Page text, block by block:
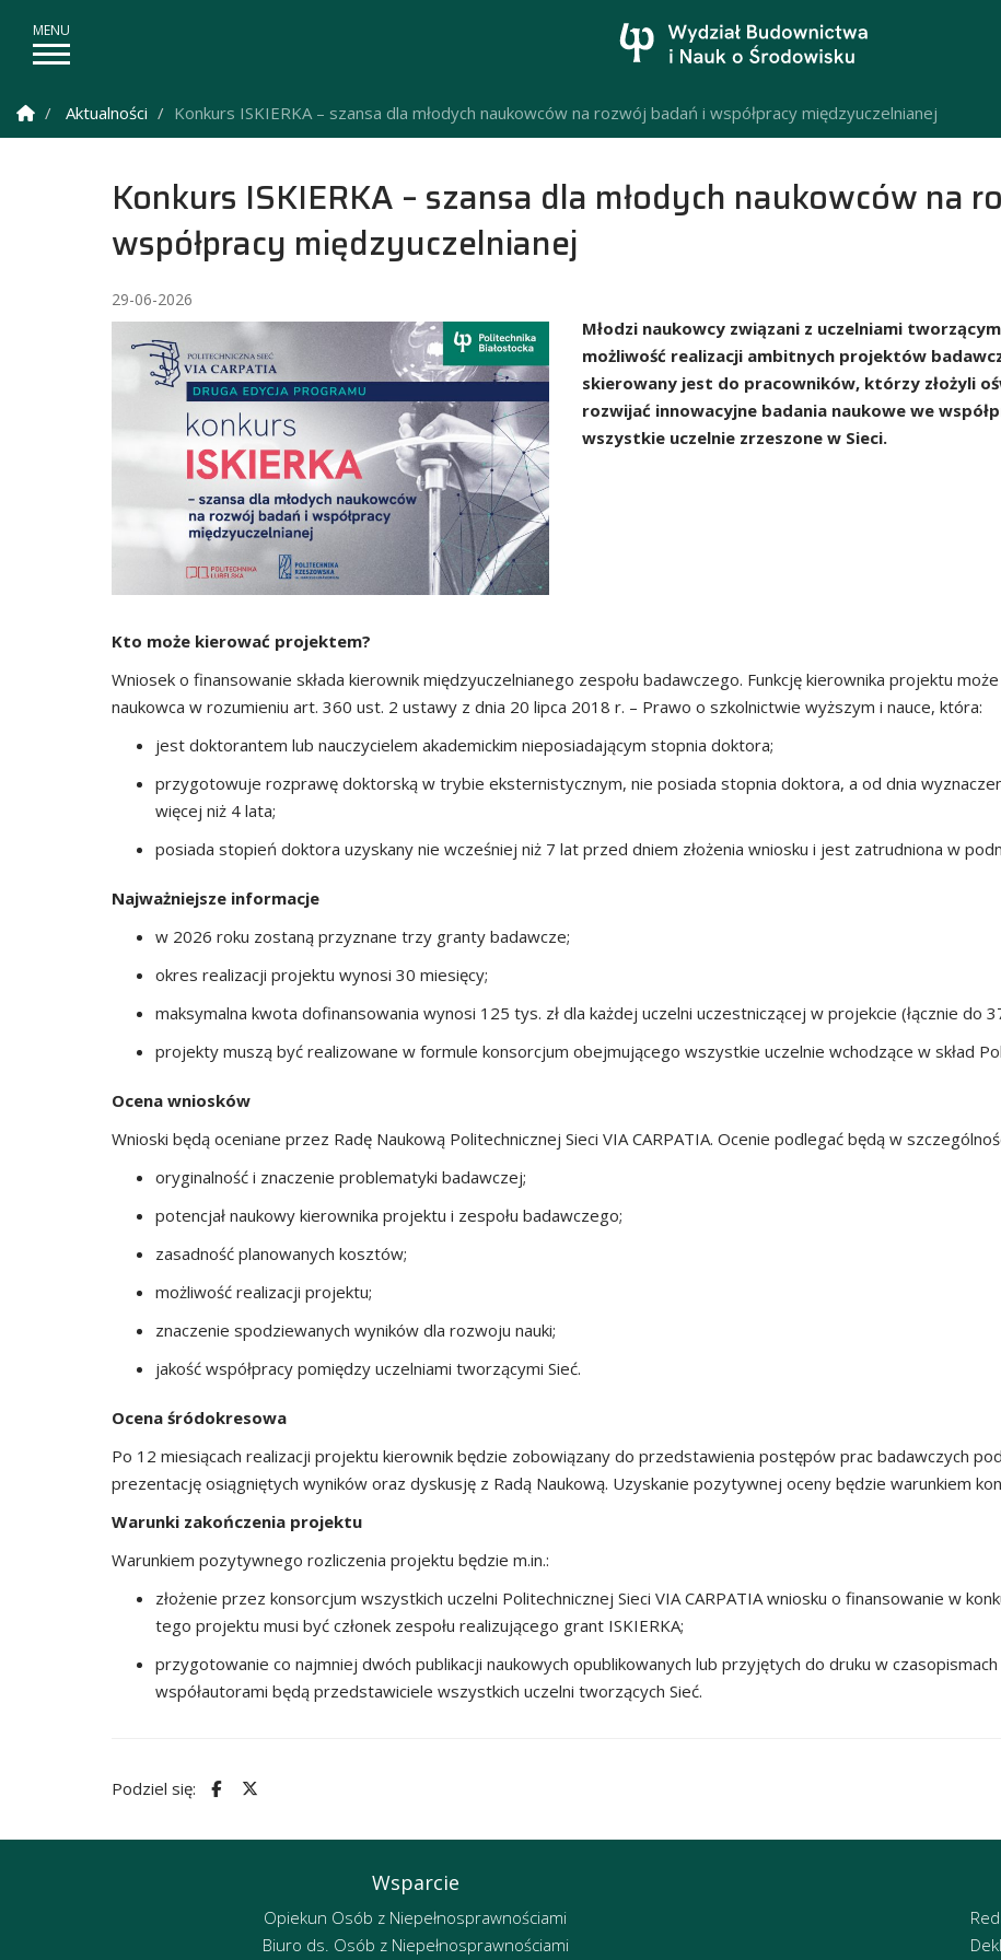
Strona Główna
Aktualności Konkurs ISKIERKA – szansa dla młodych naukowców na rozwój badań i współpracy międzyuczelnianej
Konkurs ISKIERKA – szansa dla młodych naukowców na
współpracy międzyuczelnianej
29-06-2026
Młodzi naukowcy związani z uczelniami
możliwość realizacji ambitnych projektów
skierowany jest do pracowników, którzy złożyli
rozwijać innowacyjne badania naukowe we
wszystkie uczelnie zrzeszone w Sieci.
Kto może kierować projektem?
Wniosek o finansowanie składa kierownik międzyuczelnianego zespołu badawczego. Funkcję kierownika projektu
naukowca w rozumieniu art. 360 ust. 2 ustawy z dnia 20 lipca 2018 r. – Prawo o szkolnictwie wyższym i nauce, która:
jest doktorantem lub nauczycielem akademickim nieposiadającym stopnia doktora;
przygotowuje rozprawę doktorską w trybie eksternistycznym, nie posiada stopnia doktora, a od dnia
więcej niż 4 lata;
posiada stopień doktora uzyskany nie wcześniej niż 7 lat przed dniem złożenia wniosku i jest zatrudniona w
Najważniejsze informacje
w 2026 roku zostaną przyznane trzy granty badawcze;
okres realizacji projektu wynosi 30 miesięcy;
maksymalna kwota dofinansowania wynosi 125 tys. zł dla każdej uczelni uczestniczącej w projekcie (łącznie do
projekty muszą być realizowane w formule konsorcjum obejmującego wszystkie uczelnie wchodzące w skład
Ocena wniosków
Wnioski będą oceniane przez Radę Naukową Politechnicznej Sieci VIA CARPATIA. Ocenie podlegać będą w
oryginalność i znaczenie problematyki badawczej;
potencjał naukowy kierownika projektu i zespołu badawczego;
zasadność planowanych kosztów;
możliwość realizacji projektu;
znaczenie spodziewanych wyników dla rozwoju nauki;
jakość współpracy pomiędzy uczelniami tworzącymi Sieć.
Ocena śródokresowa
Po 12 miesiącach realizacji projektu kierownik będzie zobowiązany do przedstawienia postępów prac badawczych
prezentację osiągniętych wyników oraz dyskusję z Radą Naukową. Uzyskanie pozytywnej oceny będzie warunkiem
Warunki zakończenia projektu
Warunkiem pozytywnego rozliczenia projektu będzie m.in.:
złożenie przez konsorcjum wszystkich uczelni Politechnicznej Sieci VIA CARPATIA wniosku o finansowanie w
tego projektu musi być członek zespołu realizującego grant ISKIERKA;
przygotowanie co najmniej dwóch publikacji naukowych opublikowanych lub przyjętych do druku w
współautorami będą przedstawiciele wszystkich uczelni tworzących Sieć.
Podziel się:
Wsparcie
Opiekun Osób z Niepełnosprawnościami
Biuro ds. Osób z Niepełnosprawnościami